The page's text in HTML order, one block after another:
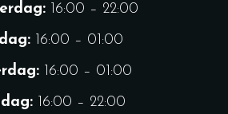
16:00 – 22:00
16:00 – 01:00
16:00 – 01:00
16:00 – 22:00